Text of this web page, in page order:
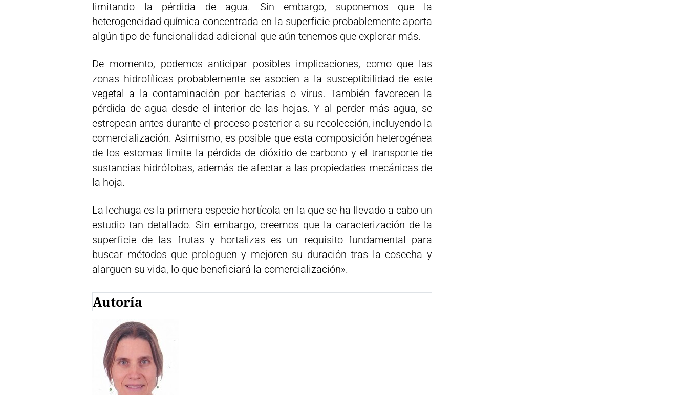
limitando la pérdida de agua. Sin embargo, suponemos que la
heterogeneidad química concentrada en la superficie probablemente aporta
algún tipo de funcionalidad adicional que aún tenemos que explorar más.
De momento, podemos anticipar posibles implicaciones, como que las
zonas hidrofílicas probablemente se asocien a la susceptibilidad de este
vegetal a la contaminación por bacterias o virus. También favorecen la
pérdida de agua desde el interior de las hojas. Y al perder más agua, se
estropean antes durante el proceso posterior a su recolección, incluyendo la
comercialización. Asimismo, es posible que esta composición heterogénea
de los estomas limite la pérdida de dióxido de carbono y el transporte de
sustancias hidrófobas, además de afectar a las propiedades mecánicas de
la hoja.
La lechuga es la primera especie hortícola en la que se ha llevado a cabo un
estudio tan detallado. Sin embargo, creemos que la caracterización de la
superficie de las frutas y hortalizas es un requisito fundamental para
buscar métodos que prologuen y mejoren su duración tras la cosecha y
alarguen su vida, lo que beneficiará la comercialización».
Autoría